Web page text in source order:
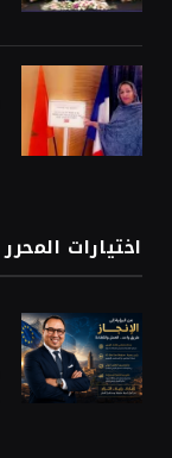
اختيارات المحرر